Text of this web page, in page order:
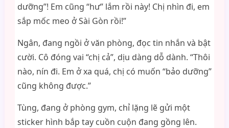
dưỡng”! Em cũng “hư” lắm rồi này! Chị nhìn đi, em
sắp mốc meo ở Sài Gòn rồi!”
Ngân, đang ngồi ở văn phòng, đọc tin nhắn và bật
cười. Cô đóng vai “chị cả”, dịu dàng dỗ dành. “Thôi
nào, nín đi. Em ở xa quá, chị có muốn “bảo dưỡng”
cũng không được.”
Tùng, đang ở phòng gym, chỉ lặng lẽ gửi một
sticker hình bắp tay cuồn cuộn đang gồng lên.